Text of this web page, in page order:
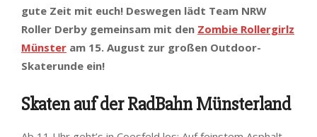
gute Zeit mit euch! Deswegen lädt Team NRW
Roller Derby gemeinsam mit den Zombie Rollergirlz
Münster am 15. August zur großen Outdoor-
Skaterunde ein!
Skaten auf der RadBahn Münsterland